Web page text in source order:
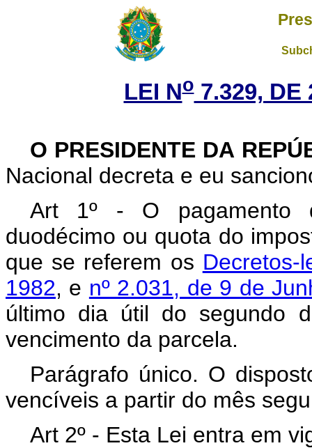
LEI No7.329, DE
O PRESIDENTE DA
Nacional decreta e eu
Art 1º - O pagamento
duodécimo ou quota do
que se referem os Decretos-
1982, e nº 2.031, de 9 de
último dia útil do segundo
vencimento da parcela.
Parágrafo único. O
vencíveis a partir do mês
Art 2º - Esta Lei entra em